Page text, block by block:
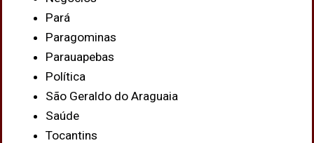
Pará
Paragominas
Parauapebas
Política
São Geraldo do Araguaia
Saúde
Tocantins